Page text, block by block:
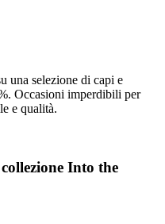
una selezione di capi e
Occasioni imperdibili per
e qualità.
Into the